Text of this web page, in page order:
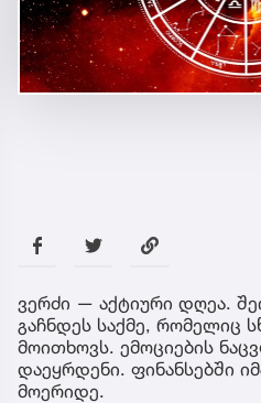
ვერძი — აქტიური დღეა.
გაჩნდეს საქმე, რომელიც
მოითხოვს. ემოციების
დაეყრდენი. ფინანსებში
მოერიდე.